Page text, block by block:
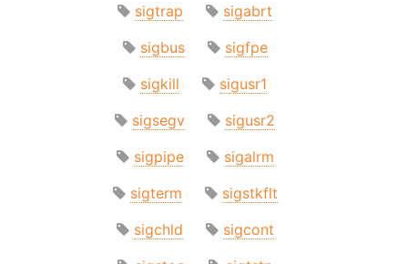
sigtrap
sigabrt
sigbus
sigfpe
sigkill
sigusr1
sigsegv
sigusr2
sigpipe
sigalrm
sigterm
sigstkflt
sigchld
sigcont